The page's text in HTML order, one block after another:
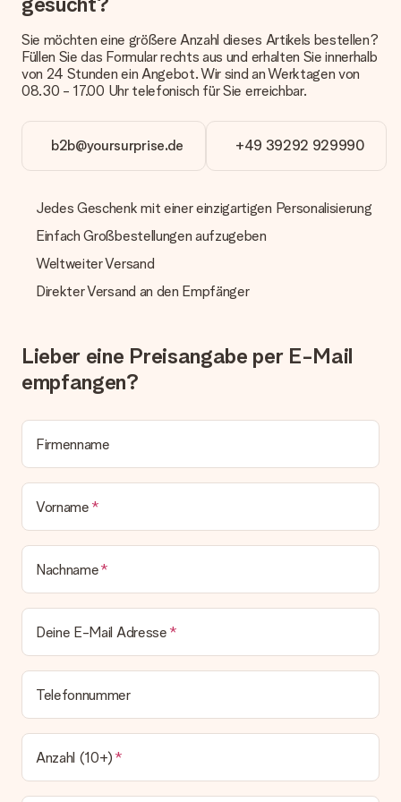
die Geschenkkarte?
In unserem Warenkorb bieten wie die Option „Gratis
Geschenkkarte“ an. Klicke diese Option an, wenn du diese
Karte mitschicken möchtest. Auf diese Karte kannst du eine
persönliche Nachricht schreiben, sodass der Empfänger genau
weiß, von wem die Überraschung ist.
Wird mein Geschenk in Geschenkpapier geliefert?
Derzeit bieten wir (noch) keinen Einpackservice. Aber unsere
Geschenke werden in einer fröhlichen Versandverpackung
geliefert. Somit ist dein Geschenk automatisch zum
geschickt werden.
Lieferzeit, Lieferoptionen und Versandkosten
Kann ich ein Lieferdatum wählen?
Bedauerlicherweise ist es momentan (noch) nicht möglich, das
Wie lange dauert die Lieferzeit und wann werde ich mein
Geschenk erhalten?
Die aktuelle Lieferzeit steht jeweils auf der Produktseite bei
eine fristgerechte Lieferung durch unsere Lieferdienste
erfolgt.
Welche Lieferoptionen stehen zur Verfügung?
Derzeit können wir (noch) keine verschiedenen Lieferoptionen
anbieten. Das Geschenk, das bestellt wird, wird als Paket oder
Kundenservice.
Zahlung
Wie kann ich meine Bestellung bezahlen?
Wir bieten die folgenden Zahlungsoptionen an: Vorauskasse
mit normaler Überweisung, Sofortüberweisung, Paypal,
Kreditkarte oder auf Rechnung über Klarna. Bei einer
manuellen Überweisung verlängert sich die Lieferzeit des
Geschenks jedoch um 3 Werktage.
Geschenk empfangen
Was, wenn das Geschenk meine Erwartungen nicht
erfüllt?
Sie möchten eine größere Anzahl dieses Artikels bestellen?
Füllen Sie das Formular rechts aus und erhalten Sie innerhalb
von 24 Stunden ein Angebot. Wir sind an Werktagen von
08.30 - 17.00 Uhr telefonisch für Sie erreichbar.
b2b@yoursurprise.de +49 39292 929990
Jedes Geschenk mit einer einzigartigen Personalisierung
Einfach Großbestellungen aufzugeben
Weltweiter Versand
Direkter Versand an den Empfänger
Lieber eine Preisangabe per E-Mail
empfangen?
Firmenname
Vorname
Nachname
Deine E-Mail Adresse
Telefonnummer
Anzahl (10+)